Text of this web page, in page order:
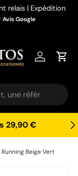
relais | Expédition
Avis Google
Se
29,90 €
Beige Vert